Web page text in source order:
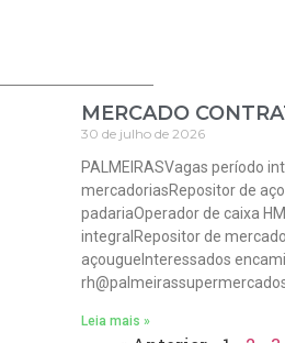
MERCADO
30 de julho de 2026
PALMEIRASVagas período
mercadoriasRepositor de
padariaOperador de caixa
integralRepositor de
açougueInteressados
Leia mais »